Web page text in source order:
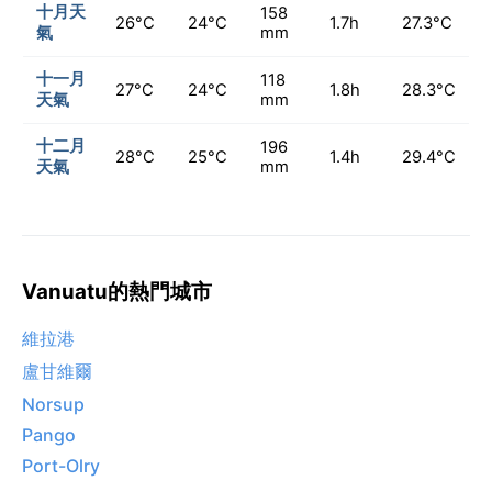
十月天
氣
26°C 24°C
158
mm
1.7h 27.3°C
十一月
天氣
27°C 24°C
118
mm
1.8h 28.3°C
十二月
天氣
28°C 25°C
196
mm
1.4h 29.4°C
Vanuatu的熱門城市
維拉港
盧甘維爾
Norsup
Pango
Port-Olry